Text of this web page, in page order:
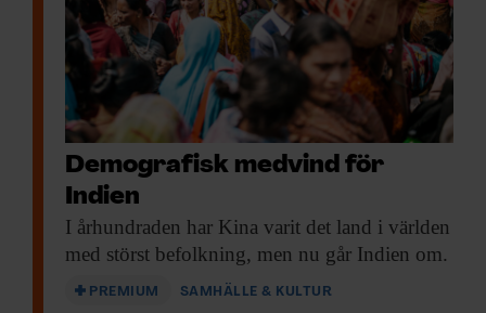
Demografisk medvind för
Indien
I århundraden har Kina varit det land i världen
med störst befolkning, men nu går Indien om.
PREMIUM SAMHÄLLE & KULTUR